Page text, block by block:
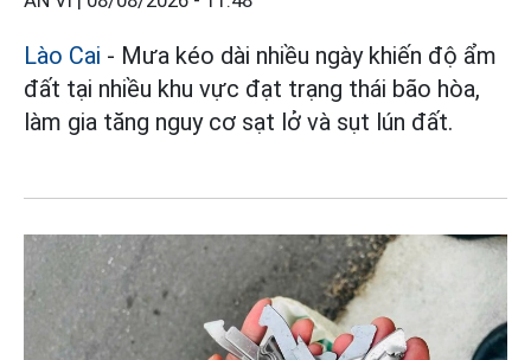
Lào Cai - Mưa kéo dài nhiều ngày khiến độ ẩm
đất tại nhiều khu vực đạt trạng thái bão hòa,
làm gia tăng nguy cơ sạt lở và sụt lún đất.